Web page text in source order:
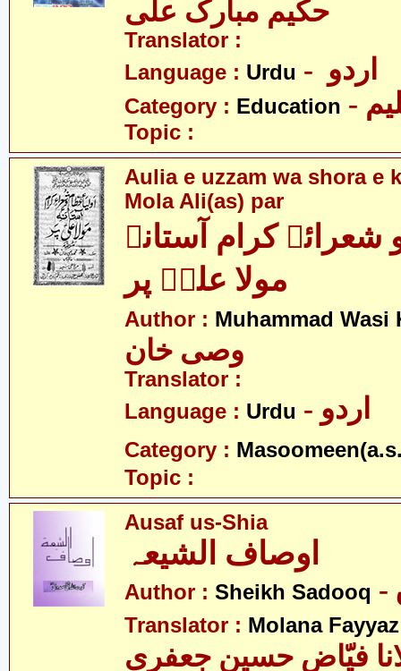
حکیم مبارک علی
Translator :
Language : Urdu
Category : Education
Topic :
Aulia e uzzam wa shora e
Mola Ali(as) par
شعرائے کرام آستانہ
مولا علیؑ پر
Author : Muhammad Wasi
وصی خان
Translator :
Language : Urdu - اردو
Category :
Topic :
Ausaf us-Shia
Author : Sheikh Sadooq
Translator : Molana
فیّاض حسین جعفری